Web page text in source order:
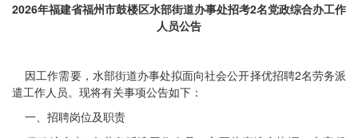
2026年福建省福州市鼓楼区水部街道办事处招考2名党政综合办工作
人员公告
因工作需要，水部街道办事处拟面向社会公开择优招聘2名劳务派
遣工作人员。现将有关事项公告如下：
一、招聘岗位及职责